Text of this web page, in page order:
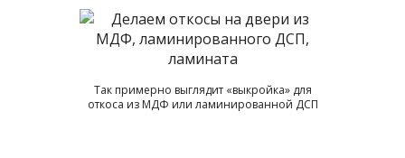
Так примерно выглядит «выкройка» для
откоса из МДФ или ламинированной ДСП